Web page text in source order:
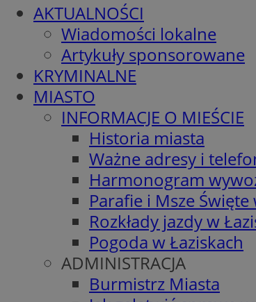
AKTUALNOŚCI
Wiadomości lokalne
Artykuły sponsorowane
KRYMINALNE
MIASTO
INFORMACJE O MIEŚCIE
Historia miasta
Ważne adresy i
Harmonogram
Parafie i Msze Święte
Rozkłady jazdy w
Pogoda w Łaziskach
ADMINISTRACJA
Burmistrz Miasta